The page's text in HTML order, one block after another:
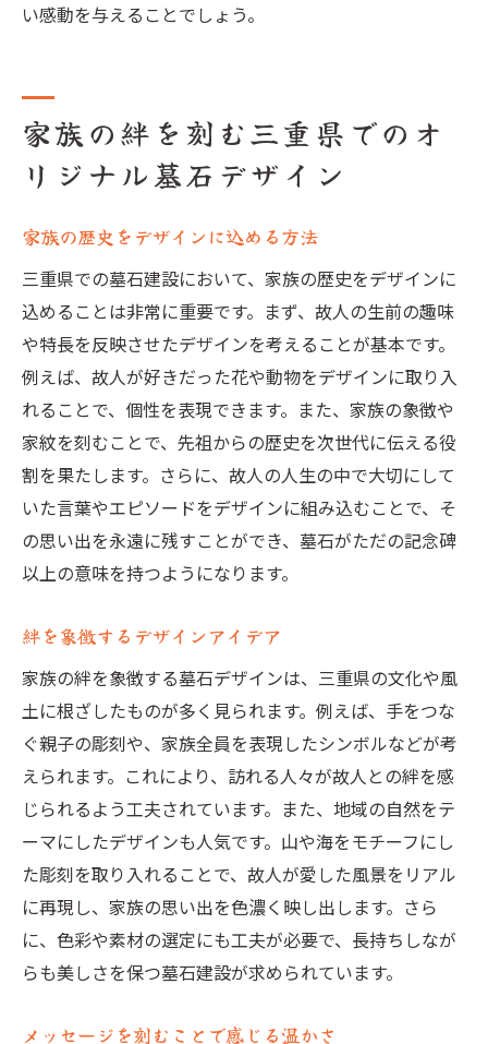
い感動を与えることでしょう。
家族の絆を刻む三重県でのオ
リジナル墓石デザイン
家族の歴史をデザインに込める方法
三重県での墓石建設において、家族の歴史をデザインに
込めることは非常に重要です。まず、故人の生前の趣味
や特長を反映させたデザインを考えることが基本です。
例えば、故人が好きだった花や動物をデザインに取り入
れることで、個性を表現できます。また、家族の象徴や
家紋を刻むことで、先祖からの歴史を次世代に伝える役
割を果たします。さらに、故人の人生の中で大切にして
いた言葉やエピソードをデザインに組み込むことで、そ
の思い出を永遠に残すことができ、墓石がただの記念碑
以上の意味を持つようになります。
絆を象徴するデザインアイデア
家族の絆を象徴する墓石デザインは、三重県の文化や風
土に根ざしたものが多く見られます。例えば、手をつな
ぐ親子の彫刻や、家族全員を表現したシンボルなどが考
えられます。これにより、訪れる人々が故人との絆を感
じられるよう工夫されています。また、地域の自然をテ
ーマにしたデザインも人気です。山や海をモチーフにし
た彫刻を取り入れることで、故人が愛した風景をリアル
に再現し、家族の思い出を色濃く映し出します。さら
に、色彩や素材の選定にも工夫が必要で、長持ちしなが
らも美しさを保つ墓石建設が求められています。
メッセージを刻むことで感じる温かさ